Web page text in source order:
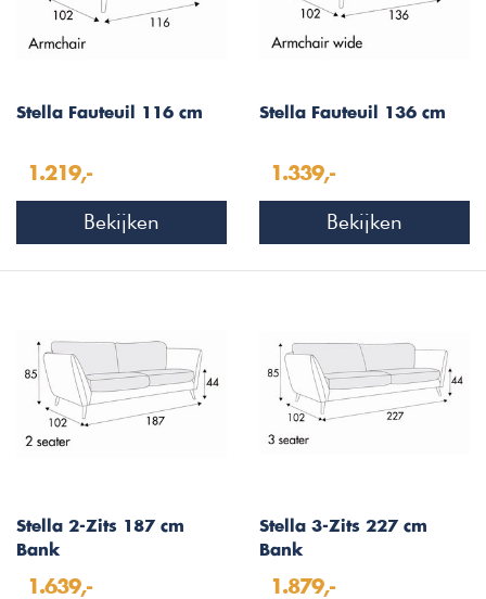
Stella Fauteuil 116 cm
1.219,-
Bekijken
Stella Fauteuil 136 cm
1.339,-
Bekijken
Stella 2-Zits 187 cm
Bank
1.639,-
Stella 3-Zits 227 cm
Bank
1.879,-